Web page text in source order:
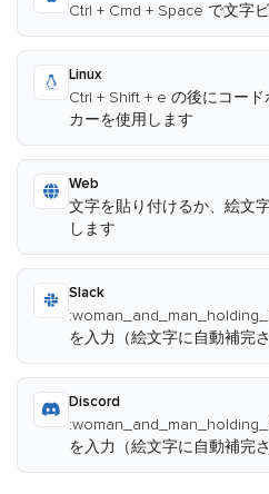
Ctrl + Cmd + Space で文字
Linux
Ctrl + Shift + e の後にコー
カーを使用します
Web
文字を貼り付けるか、絵文
します
Slack
を入力（絵文字に自動補完さ
Discord
を入力（絵文字に自動補完さ